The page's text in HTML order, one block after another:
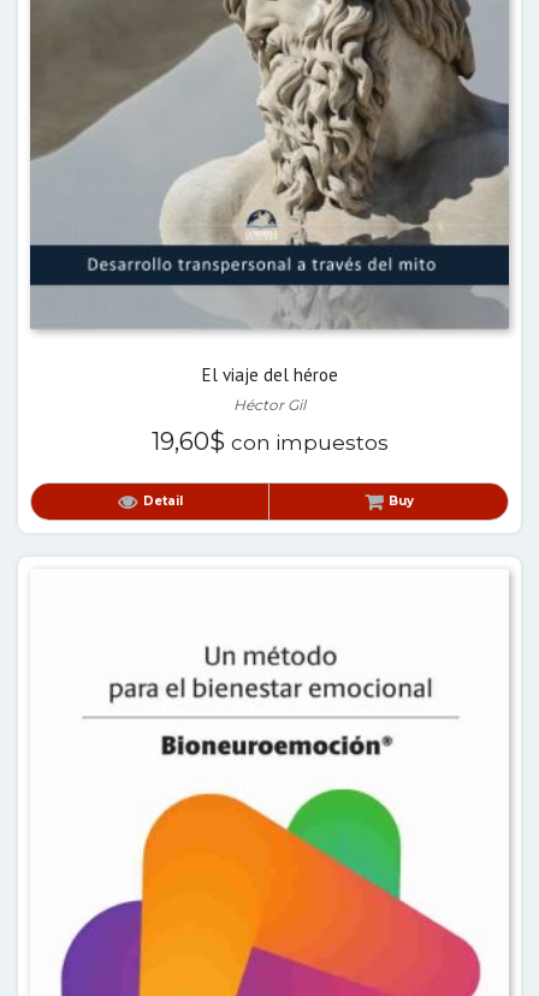
El viaje del héroe
Héctor Gil
19,60$ con impuestos
Detail Buy